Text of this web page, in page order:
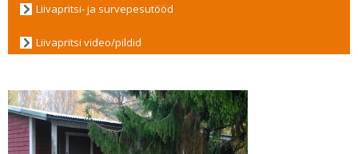
Liivapritsi- ja survepesutööd
Liivapritsi video/pildid